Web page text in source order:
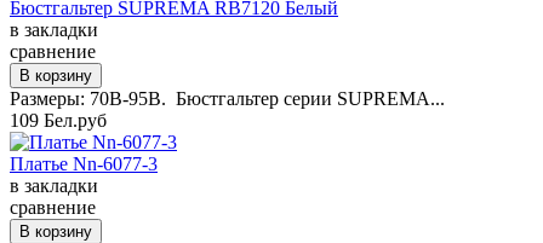
Бюстгальтер SUPREMA RB7120 Белый
в закладки
сравнение
Размеры: 70B-95B. Бюстгальтер серии SUPREMA...
109 Бел.руб
Платье Nn-6077-3
в закладки
сравнение